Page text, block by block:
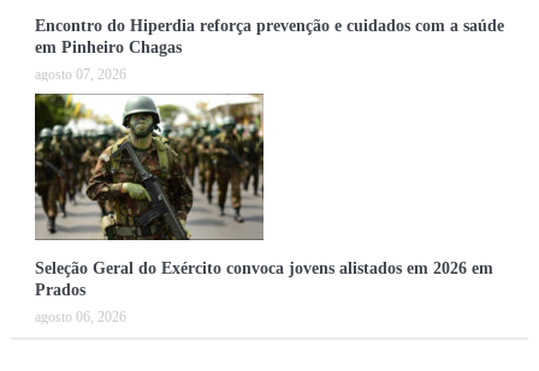
Encontro do Hiperdia reforça prevenção e cuidados com a saúde
em Pinheiro Chagas
agosto 07, 2026
Seleção Geral do Exército convoca jovens alistados em 2026 em
Prados
agosto 06, 2026